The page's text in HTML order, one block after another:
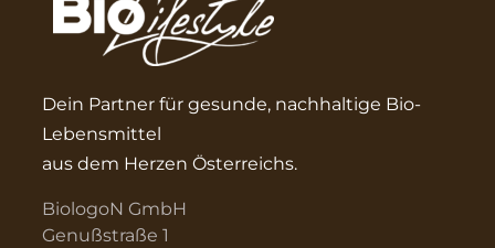
Dein Partner für gesunde, nachhaltige Bio-
Lebensmittel
aus dem Herzen Österreichs.
BiologoN GmbH
Genußstraße 1